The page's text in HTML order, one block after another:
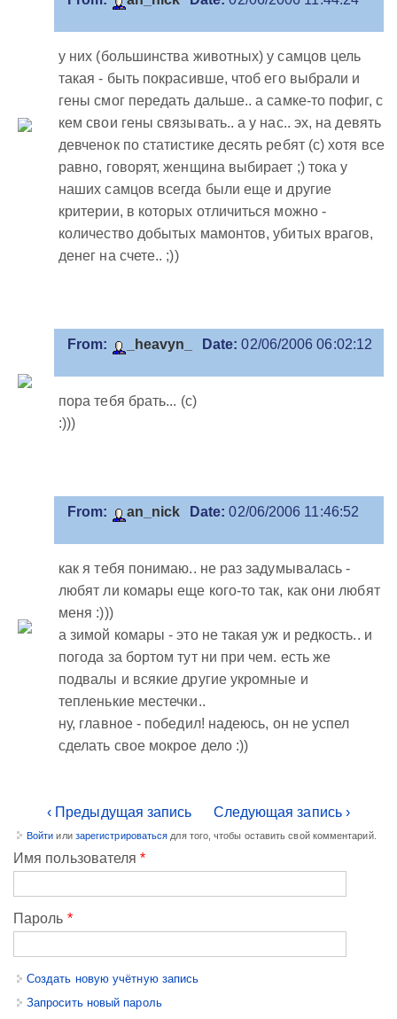
у них (большинства животных) у самцов цель
такая - быть покрасивше, чтоб его выбрали и
гены смог передать дальше.. а самке-то пофиг, с
кем свои гены связывать.. а у нас.. эх, на девять
девченок по статистике десять ребят (с) хотя все
равно, говорят, женщина выбирает ;) тока у
наших самцов всегда были еще и другие
критерии, в которых отличиться можно -
количество добытых мамонтов, убитых врагов,
денег на счете.. ;))
From: _heavyn_ Date: 02/06/2006 06:02:12
пора тебя брать... (с)
:)))
From: an_nick Date: 02/06/2006 11:46:52
как я тебя понимаю.. не раз задумывалась -
любят ли комары еще кого-то так, как они любят
меня :)))
а зимой комары - это не такая уж и редкость.. и
погода за бортом тут ни при чем. есть же
подвалы и всякие другие укромные и
тепленькие местечки..
ну, главное - победил! надеюсь, он не успел
сделать свое мокрое дело :))
‹ Предыдущая запись Следующая запись ›
Войти или зарегистрироваться для того, чтобы оставить свой комментарий.
Имя пользователя*
Пароль *
Создать новую учётную запись
Запросить новый пароль